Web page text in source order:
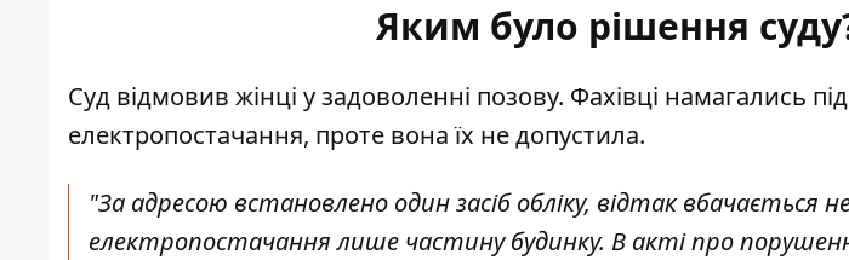
Яким було рішення
Суд відмовив жінці у задоволенні позову. Фахівці намагались
електропостачання, проте вона їх не допустила.
"За адресою встановлено один засіб обліку, відтак вбачається
електропостачання лише частину будинку. В акті про